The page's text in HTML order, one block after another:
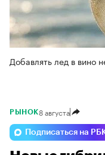
Добавлять лед в вино
РЫНОК8 августа
Подписаться на